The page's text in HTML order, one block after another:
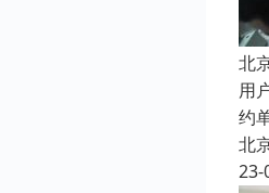
北
用
约
北
23-